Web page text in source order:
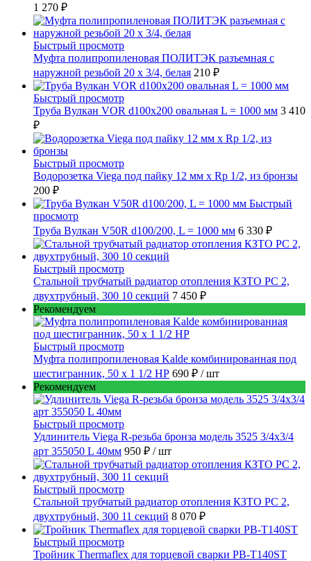
1 270 ₽
Быстрый просмотр
Муфта полипропиленовая ПОЛИТЭК разъемная с
наружной резьбой 20 x 3/4, белая 210 ₽
Быстрый просмотр
Труба Вулкан VOR d100x200 овальная L = 1000 мм 3 410
₽
Быстрый просмотр
Водорозетка Viega под пайку 12 мм х Rp 1/2, из бронзы
200 ₽
Быстрый
просмотр
Труба Вулкан V50R d100/200, L = 1000 мм 6 330 ₽
Быстрый просмотр
Стальной трубчатый радиатор отопления КЗТО РС 2,
двухтрубный, 300 10 секций 7 450 ₽
Рекомендуем
Быстрый просмотр
Муфта полипропиленовая Kalde комбинированная под
шестигранник, 50 x 1 1/2 НР 690 ₽ / шт
Рекомендуем
Быстрый просмотр
Удлинитель Viega R-резьба бронза модель 3525 3/4x3/4
арт 355050 L 40мм 950 ₽ / шт
Быстрый просмотр
Стальной трубчатый радиатор отопления КЗТО РС 2,
двухтрубный, 300 11 секций 8 070 ₽
Быстрый просмотр
Тройник Thermaflex для торцевой сварки PB-T140ST